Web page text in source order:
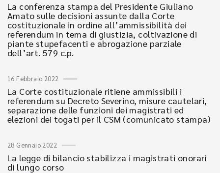
La conferenza stampa del Presidente Giuliano
Amato sulle decisioni assunte dalla Corte
costituzionale in ordine all’ammissibilità dei
referendum in tema di giustizia, coltivazione di
piante stupefacenti e abrogazione parziale
dell’art. 579 c.p.
16 Febbraio 2022
La Corte costituzionale ritiene ammissibili i
referendum su Decreto Severino, misure cautelari,
separazione delle funzioni dei magistrati ed
elezioni dei togati per il CSM (comunicato stampa)
28 Gennaio 2022
La legge di bilancio stabilizza i magistrati onorari
di lungo corso